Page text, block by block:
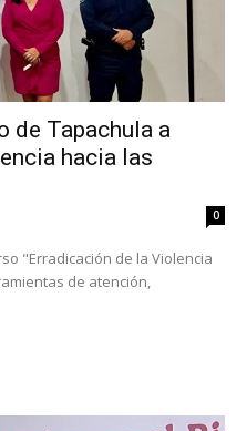
de Tapachula a
hacia las
0
"Erradicación de la Violencia
de atención,